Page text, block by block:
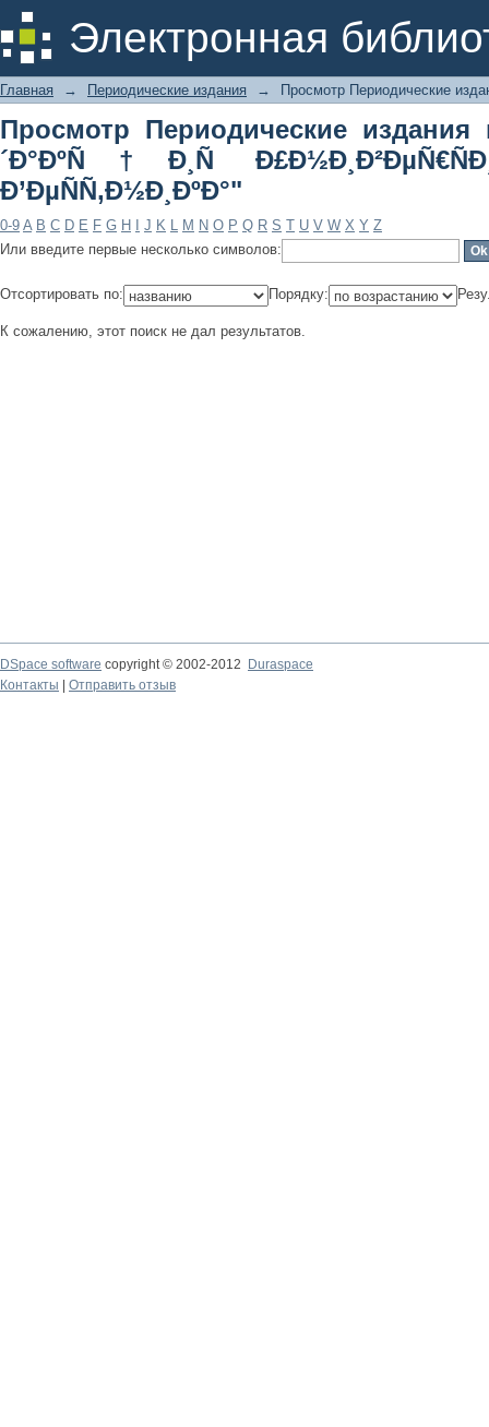
Электронная
Просмотр Периодические
Главная → Периодические издания → Просмотр Периодические
Просмотр Периодические
´Ð°ÐºÑ†Ð¸Ñ
Ð’ÐµÑÑ‚Ð½Ð¸ÐºÐ°"
0-9 A B C D E F G H J K L M N O P Q R S T U V W X Y Z
Или введите первые несколько символов:
Отсортировать по: Порядку:
К сожалению, этот поиск не дал результатов.
DSpace software copyright © 2002-2012
Duraspace
Контакты
Отправить отзыв